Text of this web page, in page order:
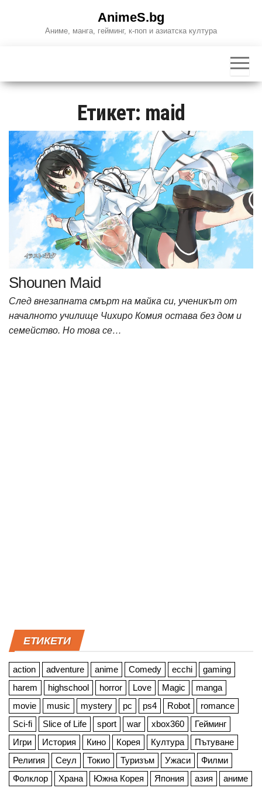
AnimeS.bg
Аниме, манга, гейминг, к-поп и азиатска култура
Етикет: maid
Shounen Maid
След внезапната смърт на майка си, ученикът от
началното училище Чихиро Комия остава без дом и
семейство. Но това се…
ЕТИКЕТИ
action adventure anime Comedy ecchi
gaming
harem
highschool horror Love Magic
manga
movie
music mystery pc ps4 Robot
romance
Sci-fi
Slice of Life sport war xbox360
Гейминг
Игри
История Кино Корея Култура
Пътуване
Религия
Сеул Токио Туризъм Ужаси
Филми
Фолклор
Храна Южна Корея Япония азия аниме